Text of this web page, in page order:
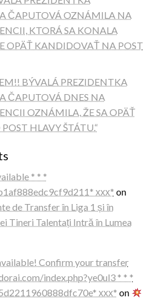
ČAPUTOVÁ OZNÁMILA NA
KTORÁ SA KONALA
OPÄŤ KANDIDOVAŤ NA POST
BÝVALÁ PREZIDENTKA
ČAPUTOVÁ DNES NA
OZNÁMILA, ŽE SA OPÄŤ
HLAVY ŠTÁTU.“
* * *
ххх* on
de Transfer în Liga 1 și în
Tineri Talentați Intră în Lumea
Confirm your transfer
index.php?ye0ul3 * * *
ххх* on